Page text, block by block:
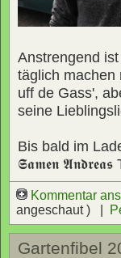
Anstrengend
täglich machen
uff de Gass',
seine
Bis bald im
𝕾𝖆𝖒𝖊𝖓 𝕬𝖓𝖉𝖗𝖊𝖆𝖘
Kommentar
angeschaut ) |
Gartenfibel